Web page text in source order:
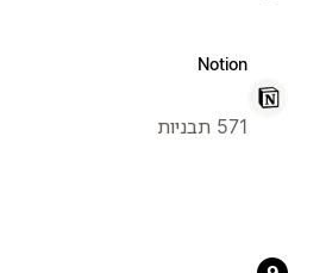
Notion
571 תבניות